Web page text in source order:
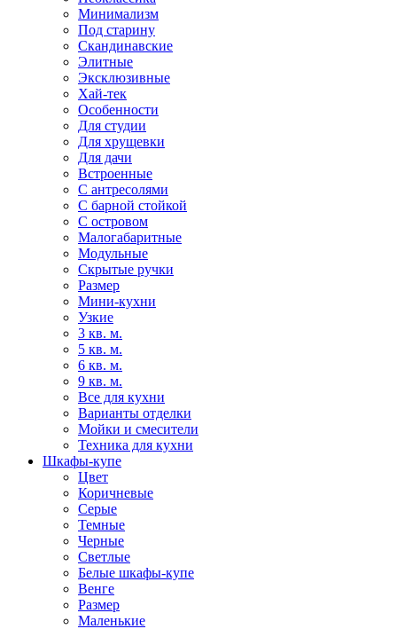
Минимализм
Под старину
Скандинавские
Элитные
Эксклюзивные
Хай-тек
Особенности
Для студии
Для хрущевки
Для дачи
Встроенные
С антресолями
С барной стойкой
С островом
Малогабаритные
Модульные
Скрытые ручки
Размер
Мини-кухни
Узкие
3 кв. м.
5 кв. м.
6 кв. м.
9 кв. м.
Все для кухни
Варианты отделки
Мойки и смесители
Техника для кухни
Шкафы-купе
Цвет
Коричневые
Серые
Темные
Черные
Светлые
Белые шкафы-купе
Венге
Размер
Маленькие